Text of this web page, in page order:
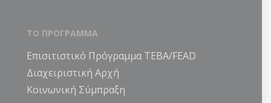
ΤΟ ΠΡΟΓΡΑΜΜΑ
Επισιτιστικό Πρόγραμμα ΤΕΒΑ/FEAD
Διαχειριστική Αρχή
Κοινωνική Σύμπραξη